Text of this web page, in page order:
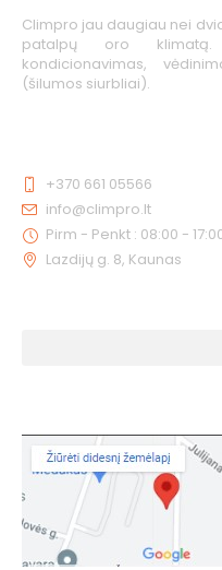
Climpro jau daugiau nei
patalpų oro klimatą.
kondicionavimas,
(šilumos siurbliai).
+370 661 05566
info@climpro.lt
Pirm - Penkt : 08:00 -
Lazdijų g. 8, Kaunas